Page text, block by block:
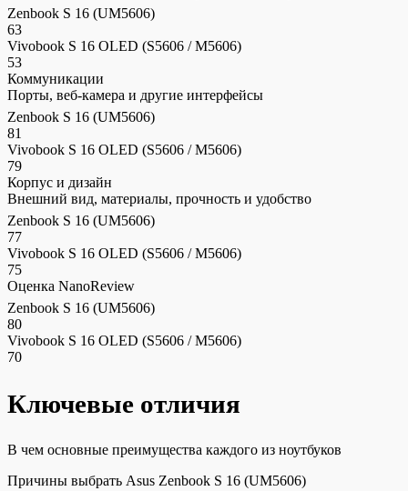
Zenbook S 16 (UM5606)
63
Vivobook S 16 OLED (S5606 / M5606)
53
Коммуникации
Порты, веб-камера и другие интерфейсы
Zenbook S 16 (UM5606)
81
Vivobook S 16 OLED (S5606 / M5606)
79
Корпус и дизайн
Внешний вид, материалы, прочность и удобство
Zenbook S 16 (UM5606)
77
Vivobook S 16 OLED (S5606 / M5606)
75
Оценка NanoReview
Zenbook S 16 (UM5606)
80
Vivobook S 16 OLED (S5606 / M5606)
70
Ключевые отличия
В чем основные преимущества каждого из ноутбуков
Причины выбрать Asus Zenbook S 16 (UM5606)